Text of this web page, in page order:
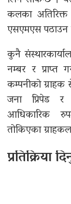
कलका
एसएमएस पठाउन
कुनै
नम्बर र प्राप्त
कम्पनीको ग्राहक
जना प्रिपेड र
आधिकारिक
तोकिएका
प्रतिक्रिया